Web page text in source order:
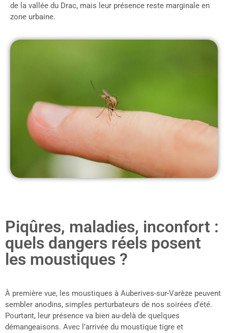
de la vallée du Drac, mais leur présence reste marginale en
zone urbaine.
Piqûres, maladies, inconfort :
quels dangers réels posent
les moustiques ?
À première vue, les moustiques à Auberives-sur-Varèze peuvent
sembler anodins, simples perturbateurs de nos soirées d’été.
Pourtant, leur présence va bien au-delà de quelques
démangeaisons. Avec l’arrivée du moustique tigre et